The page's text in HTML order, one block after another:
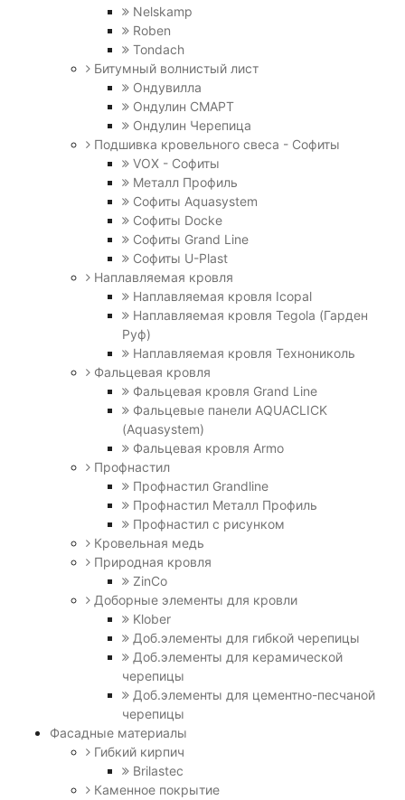
Nelskamp
Roben
Tondach
Битумный волнистый лист
Ондувилла
Ондулин СМАРТ
Ондулин Черепица
Подшивка кровельного свеса - Софиты
VOX - Софиты
Металл Профиль
Софиты Aquasystem
Софиты Docke
Софиты Grand Line
Софиты U-Plast
Наплавляемая кровля
Наплавляемая кровля Icopal
Наплавляемая кровля Tegola (Гарден
Руф)
Наплавляемая кровля Технониколь
Фальцевая кровля
Фальцевая кровля Grand Line
Фальцевые панели AQUACLICK
(Aquasystem)
Фальцевая кровля Armo
Профнастил
Профнастил Grandline
Профнастил Металл Профиль
Профнастил с рисунком
Кровельная медь
Природная кровля
ZinCo
Доборные элементы для кровли
Klober
Доб.элементы для гибкой черепицы
Доб.элементы для керамической
черепицы
Доб.элементы для цементно-песчаной
черепицы
Фасадные материалы
Гибкий кирпич
Brilastec
Каменное покрытие